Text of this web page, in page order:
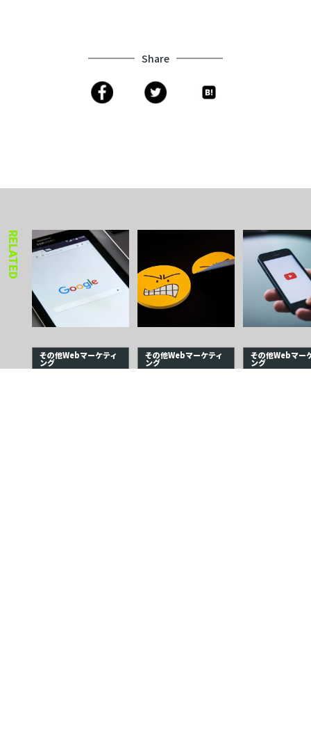
Share
RELATED
その他Webマーケティ
ング
その他Webマーケティ
ング
その他Webマー
ング